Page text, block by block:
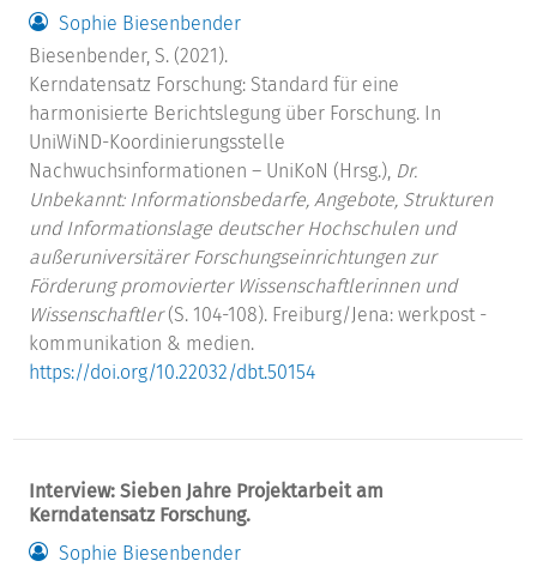
Sophie Biesenbender
Biesenbender, S. (2021).
Kerndatensatz Forschung: Standard für eine
harmonisierte Berichtslegung über Forschung. In
UniWiND-Koordinierungsstelle
Nachwuchsinformationen – UniKoN (Hrsg.), Dr.
Unbekannt: Informationsbedarfe, Angebote, Strukturen
und Informationslage deutscher Hochschulen und
außeruniversitärer Forschungseinrichtungen zur
Förderung promovierter Wissenschaftlerinnen und
Wissenschaftler(S. 104-108). Freiburg/Jena: werkpost -
kommunikation & medien.
https://doi.org/10.22032/dbt.50154
Interview: Sieben Jahre Projektarbeit am
Kerndatensatz Forschung.
Sophie Biesenbender